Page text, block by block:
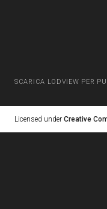
SCARICA LODVIEW PER
Licensed under Creative